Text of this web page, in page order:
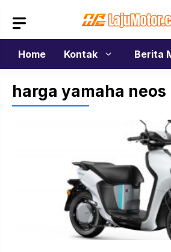
isi
Home
Kontak Berita
harga yamaha neos